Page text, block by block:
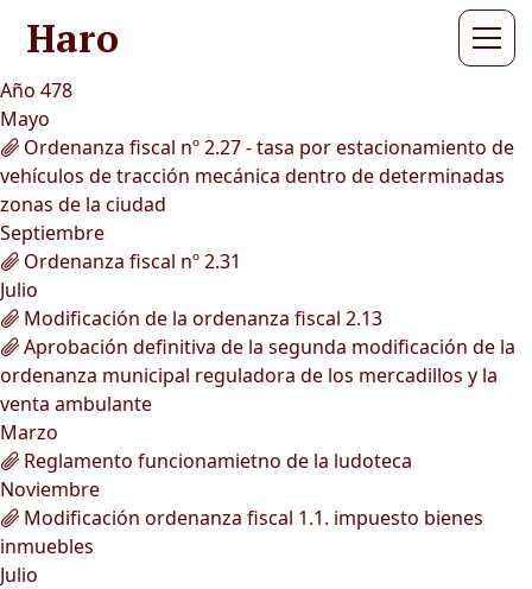
Haro
Año 478
Mayo
Ordenanza fiscal nº 2.27 - tasa por estacionamiento de
vehículos de tracción mecánica dentro de determinadas
zonas de la ciudad
Septiembre
Ordenanza fiscal nº 2.31
Julio
Modificación de la ordenanza fiscal 2.13
Aprobación definitiva de la segunda modificación de la
ordenanza municipal reguladora de los mercadillos y la
venta ambulante
Marzo
Reglamento funcionamietno de la ludoteca
Noviembre
Modificación ordenanza fiscal 1.1. impuesto bienes
inmuebles
Julio